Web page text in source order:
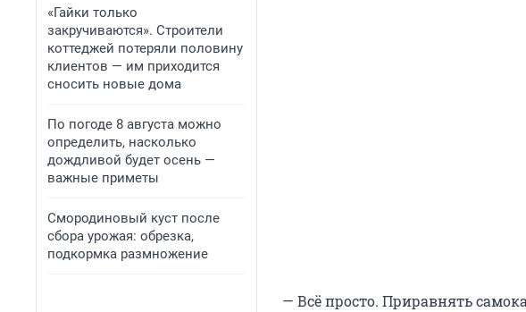
«Гайки только
закручиваются». Строители
коттеджей потеряли половину
клиентов — им приходится
сносить новые дома
По погоде 8 августа можно
определить, насколько
дождливой будет осень —
важные приметы
Смородиновый куст после
сбора урожая: обрезка,
подкормка размножение
— Всё просто. Приравнять